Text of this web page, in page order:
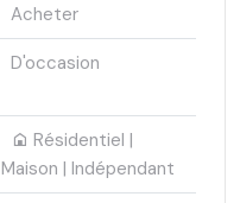
Acheter
D'occasion
Résidentiel |
Maison | Indépendant